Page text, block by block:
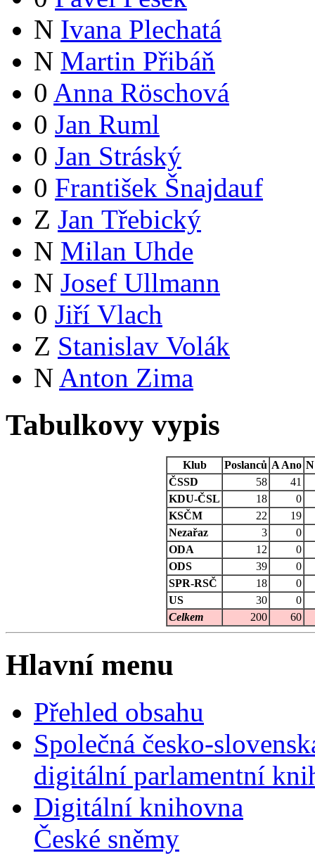
N Ivana Plechatá
N Martin Přibáň
0 Anna Röschová
0 Jan Ruml
0 Jan Stráský
0 František Šnajdauf
Z Jan Třebický
N Milan Uhde
N Josef Ullmann
0 Jiří Vlach
Z Stanislav Volák
N Anton Zima
Tabulkovy vypis
Klub Poslanců A Ano N
ČSSD
58
41
KDU-ČSL
18
0
KSČM
22
19
Nezařaz
3
0
ODA
12
0
ODS
39
0
SPR-RSČ
18
0
US
30
0
Celkem
200 60
Hlavní menu
Přehled obsahu
Společná česko-
digitální parlamentní
Digitální knihovna
České sněmy